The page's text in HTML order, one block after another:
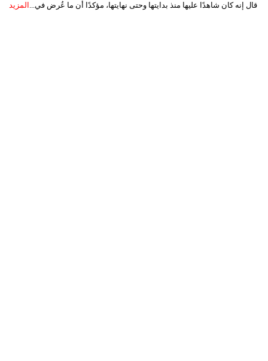
قال إنه كان شاهدًا عليها منذ بدايتها وحتى نهايتها، مؤكدًا أن ما عُرض في... المزيد